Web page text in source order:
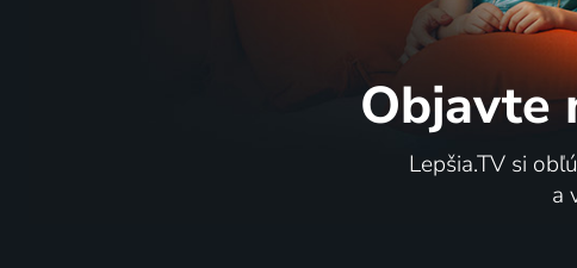
Objavte
Lepšia.TV si
a